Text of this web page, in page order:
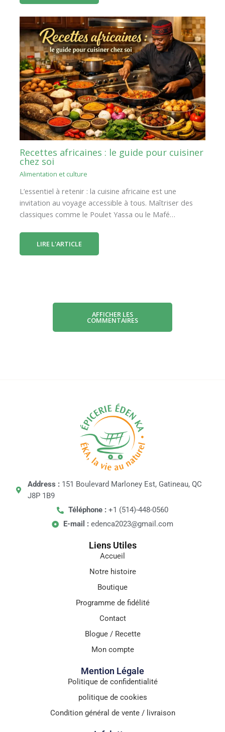
Recettes africaines : le guide pour cuisiner
chez soi
Alimentation et culture
L’essentiel à retenir : la cuisine africaine est une
invitation au voyage accessible à tous. Maîtriser des
classiques comme le Poulet Yassa ou le Mafé…
LIRE L'ARTICLE
AFFICHER LES
COMMENTAIRES
Address :151 Boulevard Marloney Est, Gatineau, QC
J8P 1B9
Téléphone :+1 (514)-448-0560
E-mail : edenca2023@gmail.com
Liens Utiles
Accueil
Notre histoire
Boutique
Programme de fidélité
Contact
Blogue / Recette
Mon compte
Mention Légale
Politique de confidentialité
politique de cookies
Condition général de vente / livraison